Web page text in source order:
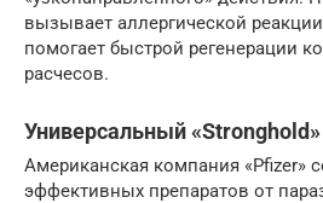
вызывает аллергической
помогает быстрой регенерации
расчесов.
Универсальный «Stronghold»
Американская компания «Pfizer»
эффективных препаратов от